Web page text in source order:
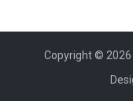
Copyright © 2026